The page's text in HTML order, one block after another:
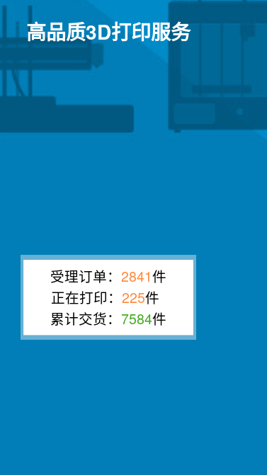
高品质3D打印服务
受理订单： 2841件
正在打印： 225件
累计交货： 7584件